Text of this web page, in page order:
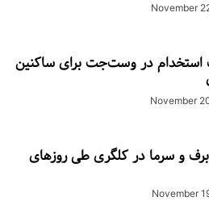
November
در وست‌جت برای ساکنین
November
برف و سرما در کلگری طی روزهای
November